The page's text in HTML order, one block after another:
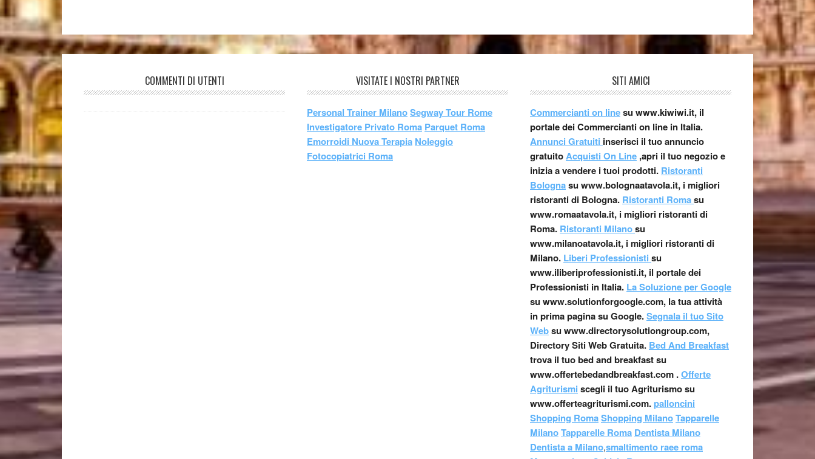
COMMENTI DI UTENTI VISITATE I NOSTRI PARTNER
Personal Trainer MilanoSegway Tour Rome
Investigatore Privato Roma Parquet Roma
Emorroidi Nuova Terapia Noleggio
Fotocopiatrici Roma
SITI AMICI
Commercianti on linesu www.kiwiwi.it, il
portale dei Commercianti on line in Italia.
Annunci Gratuiti inserisci il tuo annuncio
gratuitoAcquisti On Line ,apri il tuo negozio e
inizia a vendere i tuoi prodotti. Ristoranti
Bolognasu www.bolognaatavola.it, i migliori
ristoranti di Bologna. Ristoranti Romasu
www.romaatavola.it, i migliori ristoranti di
Roma. Ristoranti Milanosu
www.milanoatavola.it, i migliori ristoranti di
Milano. Liberi Professionisti su
www.iliberiprofessionisti.it, il portale dei
Professionisti in Italia. La Soluzione per Google
su www.solutionforgoogle.com, la tua attività
in prima pagina su Google.Segnala il tuo Sito
Websu www.directorysolutiongroup.com,
Directory Siti Web Gratuita. Bed And Breakfast
trova il tuo bed and breakfast su
www.offertebedandbreakfast.com .Offerte
Agriturismi scegli il tuo Agriturismo su
www.offerteagriturismi.com. palloncini
Shopping RomaShopping MilanoTapparelle
MilanoTapparelle Roma Dentista Milano
Dentista a Milano,smaltimento raee roma